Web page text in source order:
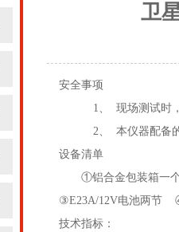
卫
安全事项
1、 现场测试时
2、 本仪器配备
设备清单
①铝合金包装箱一
③E23A/12V电池两节
技术指标：